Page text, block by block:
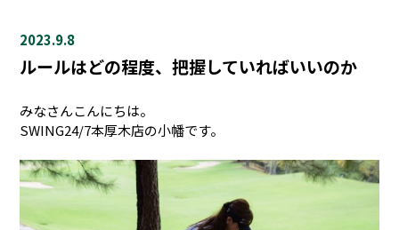
2023.9.8
ルールはどの程度、把握していればいいのか
みなさんこんにちは。
SWING24/7本厚木店の小幡です。